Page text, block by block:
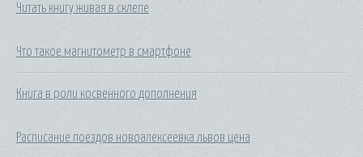
Читать книгу живая в склепе
Что такое магнитометр в смартфоне
Книга в роли косвенного дополнения
Расписание поездов новоалексеевка львов цена